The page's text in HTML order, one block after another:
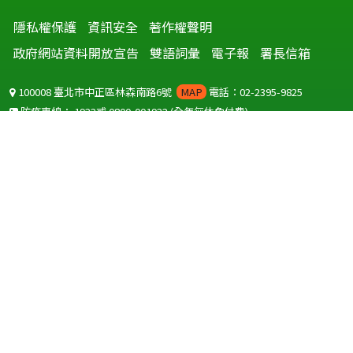
隱私權保護 資訊安全 著作權聲明
政府網站資料開放宣告
雙語詞彙 電子報 署長信箱
100008 臺北市中正區林森南路6號 MAP 電話：02-2395-9825
防疫專線：1922或0800-001922(全年無休免付費)